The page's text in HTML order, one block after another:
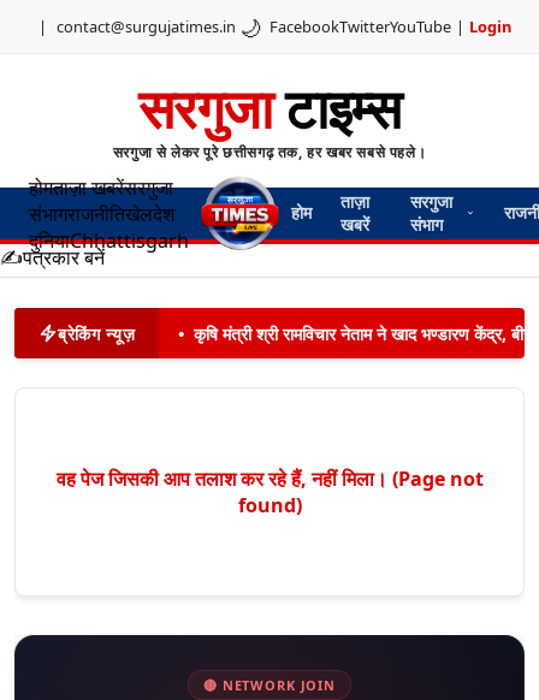
| contact@surgujatimes.in 🌙 FacebookTwitterYouTube | Login
सरगुजाटाइम्स
सरगुजा से लेकर पूरे छत्तीसगढ़ तक, हर खबर सबसे पहले।
होमताज़ा खबरेंसरगुजा
संभागराजनीतिखेलदेश
दुनियाChhattisgarh
होम
ताज़ा
खबरें
सरगुजा
संभाग
✍️पत्रकार बनें
ब्रेकिंग न्यूज़ • कृषि मंत्री श्री रामविचार नेताम ने खाद भण्डारण केंद्र,
वह पेज जिसकी आप तलाश कर रहे हैं, नहीं मिला। (Page not
found)
🔴 NETWORK JOIN